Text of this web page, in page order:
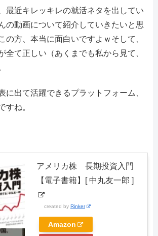
最近キレッキレの就活ネタを出してい
の動画について紹介していきたいと思
の方、本当に面白いですよｗそして、
全て正しい（あくまでも私から見て、
に出て活躍できるプラットフォーム、
すね。
アメリカ株 長期投資入門
【電子書籍】[ 中丸友一郎 ]
created by Rinker
Amazon